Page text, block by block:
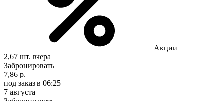
Акции
2,67 шт. вчера
Забронировать
7,86 р.
под заказ в 06:25
7 августа